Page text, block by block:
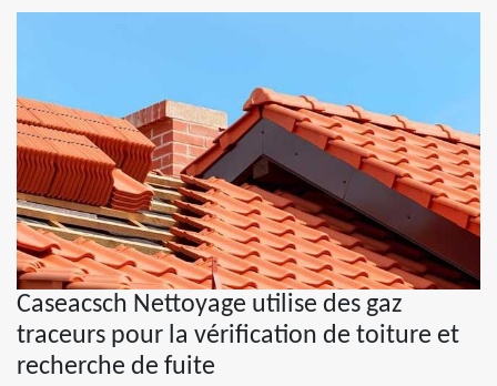
Caseacsch Nettoyage utilise des gaz
traceurs pour la vérification de toiture et
recherche de fuite